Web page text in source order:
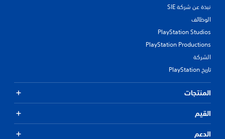
نبذة عن شركة SIE
الوظائف
PlayStation Studios
PlayStation Productions
الشركة
تاريخ PlayStation
المنتجات
القيم
الدعم